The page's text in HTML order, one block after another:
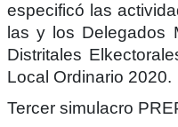
especificó las
las y los Delegados
Distritales
Local Ordinario 2020.
Tercer simulacro